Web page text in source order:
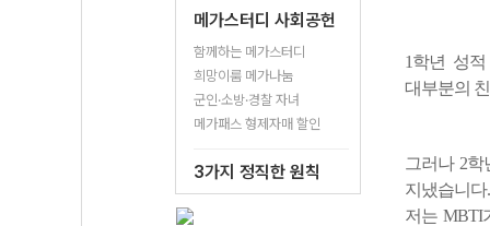
메가스터디 사회공헌
함께하는 메가스터디
희망이룸 메가나눔
군인·소방·경찰 자녀
메가패스 형제자매 할인
3가지 정직한 원칙
1학년 성
대부분의
그러나 2
지냈습니
저는 MBTI